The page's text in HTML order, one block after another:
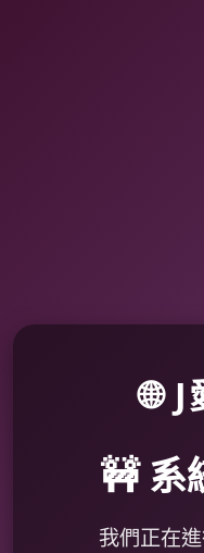
🌐
🚧 系
我們正在